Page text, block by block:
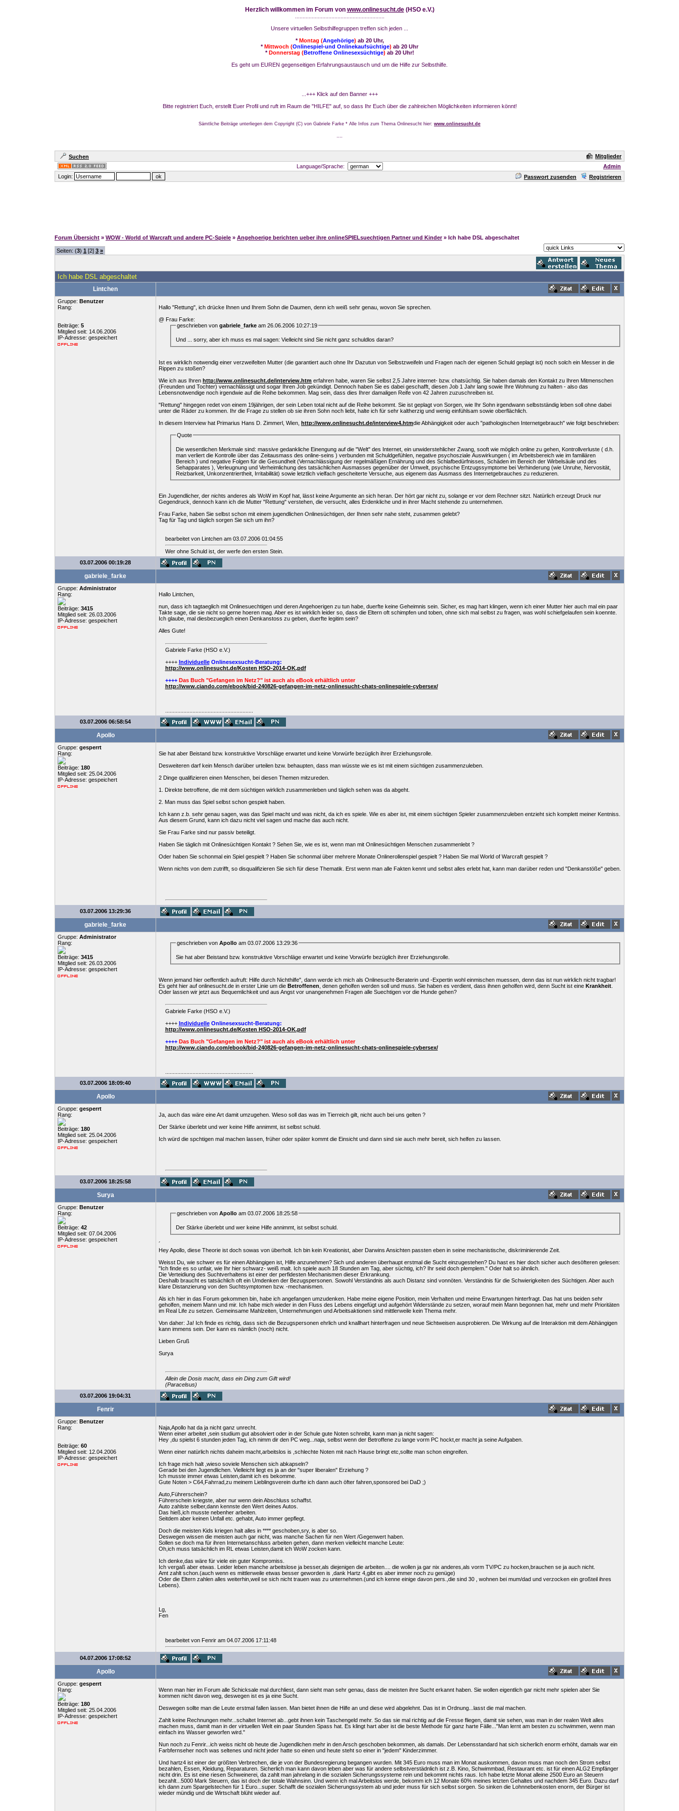
Herzlich willkommen im Forum von www.onlinesucht.de(HSO e.V.)
Unsere virtuellen Selbsthilfegruppen treffen sich jeden ...
*Montag (Angehörige) ab 20 Uhr,
*Mittwoch (Onlinespiel-und Onlinekaufsüchtige) ab 20 Uhr
*Donnerstag (Betroffene Onlinesexsüchtige) ab 20 Uhr!
Es geht um EUREN gegenseitigen Erfahrungsaustausch und um die Hilfe zur Selbsthilfe.
...+++ Klick auf den Banner +++
Bitte registriert Euch, erstellt Euer Profil und ruft im Raum die "HILFE" auf, so dass Ihr Euch über die zahlreichen Möglichkeiten informieren könnt!
Sämtliche Beiträge unterliegen dem Copyright (C) von Gabriele Farke * Alle Infos zum Thema Onlinesucht hier: www.onlinesucht.de
Suchen
Mitglieder
Language/Sprache:
Admin
Login:
Passwort zusenden Registrieren
Forum Übersicht » WOW - World of Warcraft und andere PC-Spiele » Angehoerige berichten ueber ihre onlineSPIELsuechtigen Partner und Kinder » Ich habe DSL abgeschaltet
Seiten: (3) 1 [2] 3 »
Ich habe DSL abgeschaltet
Lintchen
Gruppe: Benutzer
Rang:
Beiträge: 5
Mitglied seit: 14.06.2006
IP-Adresse: gespeichert
Hallo "Rettung", ich drücke Ihnen und Ihrem Sohn die Daumen, denn ich weiß sehr genau, wovon Sie sprechen.
@ Frau Farke:
geschrieben von gabriele_farkeam 26.06.2006 10:27:19
Und ... sorry, aber ich muss es mal sagen: Vielleicht sind Sie nicht ganz schuldlos daran?
Ist es wirklich notwendig einer verzweifelten Mutter (die garantiert auch ohne Ihr Dazutun von Selbstzweifeln und Fragen nach der eigenen Schuld geplagt ist) noch solch ein Messer in die
Rippen zu stoßen?
Wie ich aus Ihren http://www.onlinesucht.de/interview.htm erfahren habe, waren Sie selbst 2,5 Jahre internet- bzw. chatsüchtig. Sie haben damals den Kontakt zu Ihren Mitmenschen
(Freunden und Tochter) vernachlässigt und sogar Ihren Job gekündigt. Dennoch haben Sie es dabei geschafft, diesen Job 1 Jahr lang sowie Ihre Wohnung zu halten - also das
Lebensnotwendige noch irgendwie auf die Reihe bekommen. Mag sein, dass dies Ihrer damaligen Reife von 42 Jahren zuzuschreiben ist.
"Rettung" hingegen redet von einem 19jährigen, der sein Leben total nicht auf die Reihe bekommt. Sie ist geplagt von Sorgen, wie Ihr Sohn irgendwann selbstständig leben soll ohne dabei
unter die Räder zu kommen. Ihr die Frage zu stellen ob sie ihren Sohn noch liebt, halte ich für sehr kaltherzig und wenig einfühlsam sowie oberflächlich.
In diesem Interview hat Primarius Hans D. Zimmerl, Wien, http://www.onlinesucht.de/interview4.htmdie Abhängigkeit oder auch "pathologischen Internetgebrauch" wie folgt beschrieben:
Quote
Die wesentlichen Merkmale sind: massive gedankliche Einengung auf die "Welt" des Internet, ein unwiderstehlicher Zwang, sooft wie möglich online zu gehen, Kontrollverluste ( d.h.
man verliert die Kontrolle über das Zeitausmass des online-seins ) verbunden mit Schuldgefühlen, negative psychosziale Auswirkungen ( im Arbeitsbereich wie im familiären
Bereich ) und negative Folgen für die Gesundheit (Vernachlässigung der regelmäßigen Ernährung und des Schlafbedürfnisses, Schäden im Bereich der Wirbelsäule und des
Sehapparates ), Verleugnung und Verheimlichung des tatsächlichen Ausmasses gegenüber der Umwelt, psychische Entzugssymptome bei Verhinderung (wie Unruhe, Nervosität,
Reizbarkeit, Unkonzentriertheit, Irritabilität) sowie letztlich vielfach gescheiterte Versuche, aus eigenem das Ausmass des Internetgebrauches zu reduzieren.
Ein Jugendlicher, der nichts anderes als WoW im Kopf hat, lässt keine Argumente an sich heran. Der hört gar nicht zu, solange er vor dem Rechner sitzt. Natürlich erzeugt Druck nur
Gegendruck, dennoch kann ich die Mutter "Rettung" verstehen, die versucht, alles Erdenkliche und in ihrer Macht stehende zu unternehmen.
Frau Farke, haben Sie selbst schon mit einem jugendlichen Onlinesüchtigen, der Ihnen sehr nahe steht, zusammen gelebt?
Tag für Tag und täglich sorgen Sie sich um ihn?
bearbeitet von Lintchen am 03.07.2006 01:04:55
Wer ohne Schuld ist, der werfe den ersten Stein.
03.07.2006 00:19:28
gabriele_farke
Gruppe: Administrator
Rang:
Beiträge: 3415
Mitglied seit: 26.03.2006
IP-Adresse: gespeichert
Hallo Lintchen,
nun, dass ich tagtaeglich mit Onlinesuechtigen und deren Angehoerigen zu tun habe, duerfte keine Geheimnis sein. Sicher, es mag hart klingen, wenn ich einer Mutter hier auch mal ein paar
Takte sage, die sie nicht so gerne hoeren mag. Aber es ist wirklich leider so, dass die Eltern oft schimpfen und toben, ohne sich mal selbst zu fragen, was wohl schiefgelaufen sein koennte.
Ich glaube, mal diesbezueglich einen Denkanstoss zu geben, duerfte legitim sein?
Alles Gute!
Gabriele Farke (HSO e.V.)
++++ IndividuelleOnlinesexsucht-Beratung:
http://www.onlinesucht.de/Kosten HSO-2014-OK.pdf
++++ Das Buch "Gefangen im Netz?" ist auch als eBook erhältlich unter
http://www.ciando.com/ebook/bid-240826-gefangen-im-netz-onlinesucht-chats-onlinespiele-cybersex/
03.07.2006 06:58:54
Apollo
Gruppe: gesperrt
Rang:
Beiträge: 180
Mitglied seit: 25.04.2006
IP-Adresse: gespeichert
Sie hat aber Beistand bzw. konstruktive Vorschläge erwartet und keine Vorwürfe bezüglich ihrer Erziehungsrolle.
Desweiteren darf kein Mensch darüber urteilen bzw. behaupten, dass man wüsste wie es ist mit einem süchtigen zusammenzuleben.
2 Dinge qualifizieren einen Menschen, bei diesen Themen mitzureden.
1. Direkte betroffene, die mit dem süchtigen wirklich zusammenleben und täglich sehen was da abgeht.
2. Man muss das Spiel selbst schon gespielt haben.
Ich kann z.b. sehr genau sagen, was das Spiel macht und was nicht, da ich es spiele. Wie es aber ist, mit einem süchtigen Spieler zusammenzuleben entzieht sich komplett meiner Kentniss.
Aus diesem Grund, kann ich dazu nicht viel sagen und mache das auch nicht.
Sie Frau Farke sind nur passiv beteiligt.
Haben Sie täglich mit Onlinesüchtigen Kontakt ? Sehen Sie, wie es ist, wenn man mit Onlinesüchtigen Menschen zusammenlebt ?
Oder haben Sie schonmal ein Spiel gespielt ? Haben Sie schonmal über mehrere Monate Onlinerollenspiel gespielt ? Haben Sie mal World of Warcraft gespielt ?
Wenn nichts von dem zutrifft, so disqualifizieren Sie sich für diese Thematik. Erst wenn man alle Fakten kennt und selbst alles erlebt hat, kann man darüber reden und "Denkanstöße" geben.
03.07.2006 13:29:36
gabriele_farke
Gruppe: Administrator
Rang:
Beiträge: 3415
Mitglied seit: 26.03.2006
IP-Adresse: gespeichert
geschrieben von Apolloam 03.07.2006 13:29:36
Sie hat aber Beistand bzw. konstruktive Vorschläge erwartet und keine Vorwürfe bezüglich ihrer Erziehungsrolle.
Wenn jemand hier oeffentlich aufruft: Hilfe durch Nichthilfe", dann werde ich mich als Onlinesucht-Beraterin und -Expertin wohl einmischen muessen, denn das ist nun wirklich nicht tragbar!
Es geht hier auf onlinesucht.de in erster Linie um die Betroffenen , denen geholfen werden soll und muss. Sie haben es verdient, dass ihnen geholfen wird, denn Sucht ist eine Krankheit
Oder lassen wir jetzt aus Bequemlichkeit und aus Angst vor unangenehmen Fragen alle Suechtigen vor die Hunde gehen?
Gabriele Farke (HSO e.V.)
++++ IndividuelleOnlinesexsucht-Beratung:
http://www.onlinesucht.de/Kosten HSO-2014-OK.pdf
++++ Das Buch "Gefangen im Netz?" ist auch als eBook erhältlich unter
http://www.ciando.com/ebook/bid-240826-gefangen-im-netz-onlinesucht-chats-onlinespiele-cybersex/
03.07.2006 18:09:40
Apollo
Gruppe: gesperrt
Rang:
Beiträge: 180
Mitglied seit: 25.04.2006
IP-Adresse: gespeichert
Ja, auch das wäre eine Art damit umzugehen. Wieso soll das was im Tierreich gilt, nicht auch bei uns gelten ?
Der Stärke überlebt und wer keine Hilfe annimmt, ist selbst schuld.
Ich würd die spchtigen mal machen lassen, früher oder später kommt die Einsicht und dann sind sie auch mehr bereit, sich helfen zu lassen.
03.07.2006 18:25:58
Surya
Gruppe: Benutzer
Rang:
Beiträge: 42
Mitglied seit: 07.04.2006
IP-Adresse: gespeichert
geschrieben von Apolloam 03.07.2006 18:25:58
Der Stärke überlebt und wer keine Hilfe annimmt, ist selbst schuld.
´
Hey Apollo, diese Theorie ist doch sowas von überholt. Ich bin kein Kreationist, aber Darwins Ansichten passten eben in seine mechanistische, diskriminierende Zeit.
Weisst Du, wie schwer es für einen Abhängigen ist, Hilfe anzunehmen? Sich und anderen überhaupt erstmal die Sucht einzugestehen? Du hast es hier doch sicher auch desöfteren gelesen:
"Ich finde es so unfair, wie Ihr hier schwarz- weiß malt. Ich spiele auch 18 Stunden am Tag, aber süchtig, ich? Ihr seid doch plemplem." Oder halt so ähnlich.
Die Verteidiung des Suchtverhaltens ist einer der perfidesten Mechanismen dieser Erkrankung.
Deshalb braucht es tatsächlich oft ein Umdenken der Bezugspersonen. Sowohl Verständnis als auch Distanz sind vonnöten. Verständnis für die Schwierigkeiten des Süchtigen. Aber auch
klare Distanzierung von den Suchtsymptomen bzw. -mechanismen.
Als ich hier in das Forum gekommen bin, habe ich angefangen umzudenken. Habe meine eigene Position, mein Verhalten und meine Erwartungen hinterfragt. Das hat uns beiden sehr
geholfen, meinem Mann und mir. Ich habe mich wieder in den Fluss des Lebens eingefügt und aufgehört Widerstände zu setzen, worauf mein Mann begonnen hat, mehr und mehr Prioritäten
im Real Life zu setzen. Gemeinsame Mahlzeiten, Unternehmungen und Arbeitsaktionen sind mittlerweile kein Thema mehr.
Von daher: Ja! Ich finde es richtig, dass sich die Bezugspersonen ehrlich und knallhart hinterfragen und neue Sichtweisen ausprobieren. Die Wirkung auf die Interaktion mit dem Abhängigen
kann immens sein. Der kann es nämlich (noch) nicht.
Lieben Gruß
Surya
Allein die Dosis macht, dass ein Ding zum Gift wird!
(Paracelsus)
03.07.2006 19:04:31
Fenrir
Gruppe: Benutzer
Rang:
Beiträge: 60
Mitglied seit: 12.04.2006
IP-Adresse: gespeichert
Naja,Apollo hat da ja nicht ganz unrecht.
Wenn einer arbeitet ,sein studium gut absolviert oder in der Schule gute Noten schreibt, kann man ja nicht sagen:
Hey ,du spielst 6 stunden jeden Tag, ich nimm dir den PC weg...naja, selbst wenn der Betroffene zu lange vorm PC hockt,er macht ja seine Aufgaben.
Wenn einer natürlich nichts daheim macht,arbeitslos is ,schlechte Noten mit nach Hause bringt etc,sollte man schon eingreifen.
Ich frage mich halt ,wieso soviele Menschen sich abkapseln?
Gerade bei den Jugendlichen. Vielleicht liegt es ja an der "super liberalen" Erziehung ?
Ich musste immer etwas Leisten,damit ich es bekomme.
Gute Noten > C64,Fahrrad,zu meinem Lieblingsverein durfte ich dann auch öfter fahren,sponsored bei DaD ;)
Auto,Führerschein?
Führerschein kriegste, aber nur wenn dein Abschluss schaffst.
Auto zahlste selber,dann kennste den Wert deines Autos.
Das hieß,ich musste nebenher arbeiten.
Seitdem aber keinen Unfall etc. gehabt, Auto immer gepflegt.
Doch die meisten Kids kriegen halt alles in **** geschoben,sry, is aber so.
Deswegen wissen die meisten auch gar nicht, was manche Sachen für nen Wert /Gegenwert haben.
Sollen se doch ma für ihren Internetanschluss arbeiten gehen, dann merken vielleicht manche Leute:
Oh,ich muss tatsächlich im RL etwas Leisten,damit ich WoW zocken kann.
Ich denke,das wäre für viele ein guter Kompromiss.
Ich vergaß aber etwas. Leider leben manche arbeitslose ja besser,als diejenigen die arbeiten.... die wollen ja gar nix anderes,als vorm TV/PC zu hocken,brauchen se ja auch nicht.
Amt zahlt schon.(auch wenn es mittlerweile etwas besser geworden is ,dank Hartz 4,gibt es aber immer noch zu genüge)
Oder die Eltern zahlen alles weiterhin,weil se sich nicht trauen was zu unternehmen.(und ich kenne einige davon pers.,die sind 30 , wohnen bei mum/dad und verzocken ein großteil ihres
Lebens).
Lg,
Fen
bearbeitet von Fenrir am 04.07.2006 17:11:48
04.07.2006 17:08:52
Apollo
Gruppe: gesperrt
Rang:
Beiträge: 180
Mitglied seit: 25.04.2006
IP-Adresse: gespeichert
Wenn man hier im Forum alle Schicksale mal durchliest, dann sieht man sehr genau, dass die meisten ihre Sucht erkannt haben. Sie wollen eigentlich gar nicht mehr spielen aber Sie
kommen nicht davon weg, deswegen ist es ja eine Sucht.
Deswegen sollte man die Leute erstmal fallen lassen. Man bietet ihnen die Hilfe an und diese wird abgelehnt. Das ist in Ordnung...lasst die mal machen.
Zahlt keine Rechnungen mehr...schaltet Internet ab...gebt ihnen kein Taschengeld mehr. So das sie mal richtig auf die Fresse fliegen, damit sie sehen, was man in der realen Welt alles
machen muss, damit man in der virtuellen Welt ein paar Stunden Spass hat. Es klingt hart aber ist die beste Methode für ganz harte Fälle..."Man lernt am besten zu schwimmen, wenn man
einfach ins Wasser geworfen wird."
Nun noch zu Fenrir...ich weiss nicht ob heute die Jugendlichen mehr in den Arsch geschoben bekommen, als damals. Der Lebensstandard hat sich sicherlich enorm erhöht, damals war ein
Farbfernseher noch was seltenes und nicht jeder hatte so einen und heute steht so einer in "jedem" Kinderzimmer.
Und hartz4 ist einer der größten Verbrechen, die je von der Bundesregierung begangen wurden. Mit 345 Euro muss man im Monat auskommen, davon muss man noch den Strom selbst
bezahlen, Essen, Kleidung, Reparaturen. Sicherlich man kann davon leben aber was für andere selbstverstädnlich ist z.B. Kino, Schwimmbad, Restaurant etc. ist für einen ALG2 Empfänger
nicht drin. Es ist eine riesen Schweinerei, da zahlt man jahrelang in die sozialen Sicherungssysteme rein und bekommt nichts raus. Ich habe letzte Monat alleine 2500 Euro an Steuern
bezahlt...5000 Mark Steuern, das ist doch der totale Wahnsinn. Und wenn ich mal Arbeitslos werde, bekomm ich 12 Monate 60% meines letzten Gehaltes und nachdem 345 Euro. Dazu darf
ich dann zum Spargelstechen für 1 Euro...super. Schafft die sozialen Sicherungssystem ab und jeder muss für sich selbst sorgen. So sinken die Lohnnebenkosten enorm, der Bürger ist
wieder mündig und die Wirtschaft blüht wieder auf.